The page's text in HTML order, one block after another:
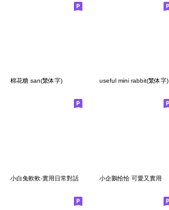
棉花糖 san(繁体字) useful mini rabbit(繁体字)
小白兔軟軟-實用日常對話 小企鵝恰恰 可愛又實用